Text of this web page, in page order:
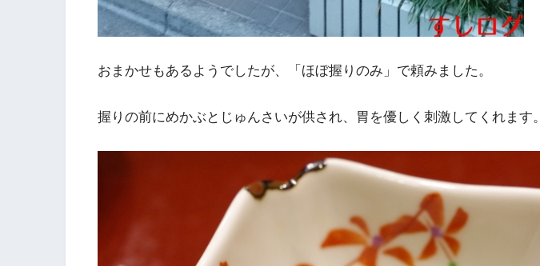
おまかせもあるようでしたが、「ほぼ握りのみ」で頼みました。
握りの前にめかぶとじゅんさいが供され、胃を優しく刺激してくれます。